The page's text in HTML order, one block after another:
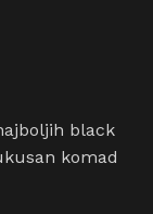
black
komad